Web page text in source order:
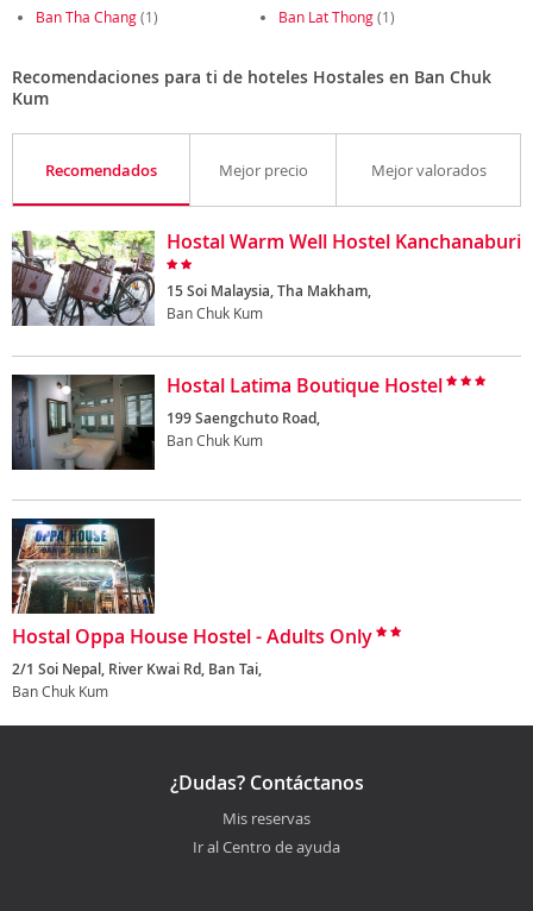
Ban Tha Chang(1) Ban Lat Thong(1)
Recomendaciones para ti de hoteles Hostales en Ban Chuk
Kum
Recomendados Mejor precio Mejor valorados
Hostal Warm Well Hostel Kanchanaburi
15 Soi Malaysia, Tha Makham,
Ban Chuk Kum
Hostal Latima Boutique Hostel
199 Saengchuto Road,
Ban Chuk Kum
Hostal Oppa House Hostel - Adults Only
2/1 Soi Nepal, River Kwai Rd, Ban Tai,
Ban Chuk Kum
¿Dudas? Contáctanos
Mis reservas
Ir al Centro de ayuda